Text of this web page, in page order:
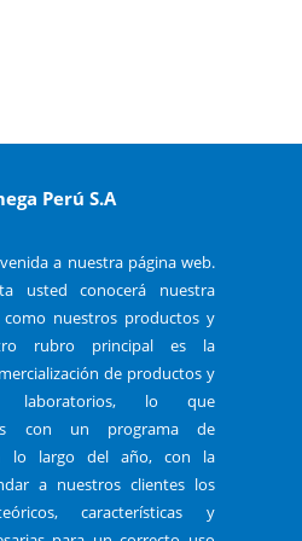
Perú S.A
a nuestra página web.
usted conocerá nuestra
como nuestros productos y
rubro principal es la
de productos y
laboratorios, lo que
con un programa de
a lo largo del año, con la
a nuestros clientes los
características y